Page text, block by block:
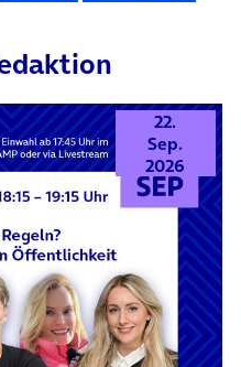
22.
Sep.
2026